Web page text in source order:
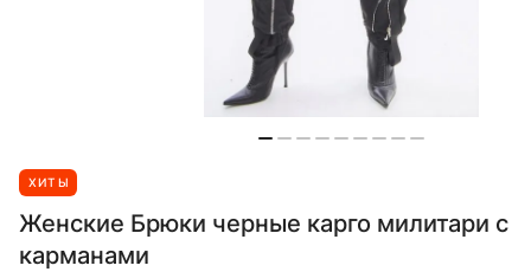
ХИТЫ
Женские Брюки черные карго милитари с
карманами